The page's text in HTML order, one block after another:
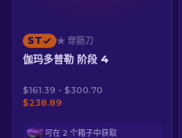
ST ★ 穿肠刀
伽玛多普勒 阶段 4
$161.39 - $300.70
$238.89
可在 2 个箱子中获取